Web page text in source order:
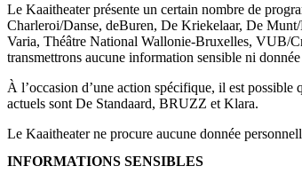
Le Kaaitheater présente un certain nombre de
Charleroi/Danse, deBuren, De Kriekelaar, De
Varia, Théâtre National Wallonie-Bruxelles, VUB/
transmettrons aucune information sensible ni
À l’occasion d’une action spécifique, il est possible
actuels sont De Standaard, BRUZZ et Klara.
Le Kaaitheater ne procure aucune donnée
INFORMATIONS SENSIBLES